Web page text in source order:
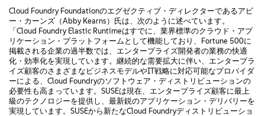
Cloud Foundry Foundationのエグゼクティブ・ディレクターであるアビ
ー・カーンズ（Abby Kearns）氏は、次のように述べています。
「Cloud Foundry Elastic Runtimeはすでに、業界標準のクラウド・アプ
リケーション・プラットフォームとして機能しており、Fortune 500に
掲載される企業の過半数では、エンタープライズ開発者の業務の快適
化・効率化を実現しています。継続的な需要拡大に伴い、エンタープラ
イズ顧客のさまざまなビジネスモデルやIT戦略に対応可能なプロバイダ
ーによる、Cloud Foundryのソフトウェア・ディストリビューションの
必要性も高まっています。SUSEは現在、エンタープライズ顧客に最上
級のテクノロジーを提供し、最新鋭のアプリケーション・デリバリーを
実現しています。SUSEから新たなCloud Foundryディストリビューショ